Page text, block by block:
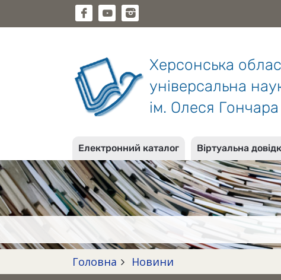
Херсонська
універсальна
ім. Олеся Гончара
Електронний каталог Віртуальна
Головна Новини